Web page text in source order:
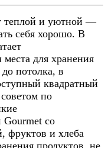
теплой и уютной —
себя хорошо. В
места для хранения
потолка, в
квадратный
по
со
фруктов и хлеба
продуктов, не